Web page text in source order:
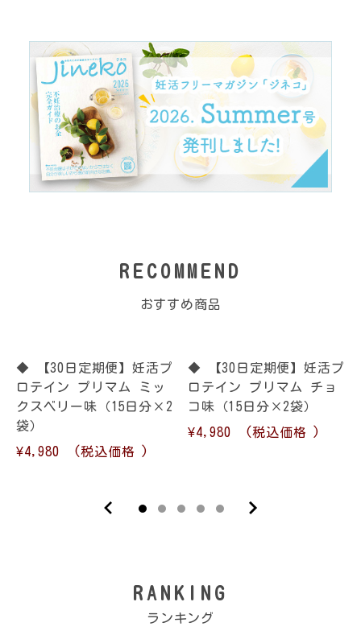
RECOMMEND
おすすめ商品
◆ 【30日定期便】妊活プ
ロテイン プリマム ミッ
クスベリー味（15日分×2
袋）
¥4,980
(税込価格 )
◆ 【30日定期便】妊活プ
ロテイン プリマム チョ
コ味（15日分×2袋）
¥4,980
(税込価格 )
RANKING
ランキング